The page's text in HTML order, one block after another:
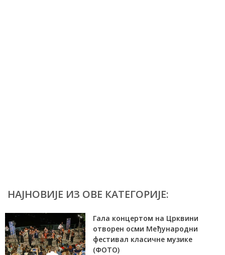
НАЈНОВИЈЕ ИЗ ОВЕ КАТЕГОРИЈЕ:
Гала концертом на Црквини
отворен осми Међународни
фестивал класичне музике
(ФОТО)